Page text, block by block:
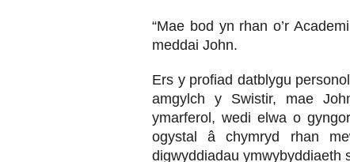
“Mae bod yn rhan o’r
meddai John.
Ers y profiad datblygu
amgylch y Swistir, mae
ymarferol, wedi elwa o
ogystal â chymryd rhan
digwyddiadau ymwybyddiaeth